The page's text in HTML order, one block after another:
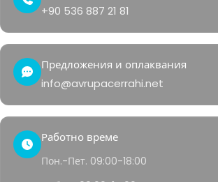
+90 536 887 21 81
Предложения и оплаквания
info@avrupacerrahi.net
Работно време
Пон.-Пет. 09:00-18:00